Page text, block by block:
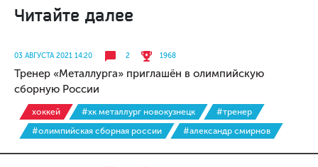
Читайте далее
03 АВГУСТА 2021 14:20 2 1968
Тренер «Металлурга» приглашён в олимпийскую
сборную России
хоккей #хк металлург новокузнецк
#тренер
#олимпийская сборная россии
#александр смирнов